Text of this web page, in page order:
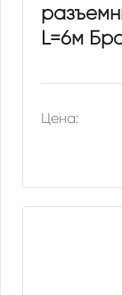
L=6м
Цена: